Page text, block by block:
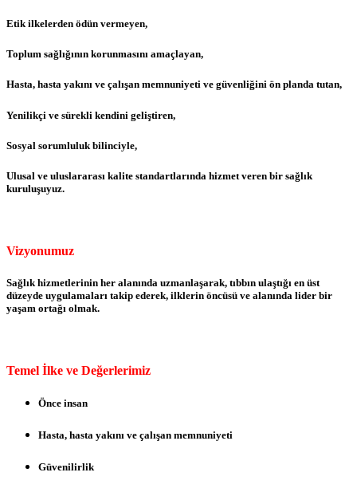
Etik ilkelerden ödün vermeyen,
Toplum sağlığının korunmasını amaçlayan,
Hasta, hasta yakını ve çalışan memnuniyeti ve güvenliğini ön planda tutan,
Yenilikçi ve sürekli kendini geliştiren,
Sosyal sorumluluk bilinciyle,
Ulusal ve uluslararası kalite standartlarında hizmet veren bir sağlık
kuruluşuyuz.
Vizyonumuz
Sağlık hizmetlerinin her alanında uzmanlaşarak, tıbbın ulaştığı en üst
düzeyde uygulamaları takip ederek, ilklerin öncüsü ve alanında lider bir
yaşam ortağı olmak.
Temel İlke ve Değerlerimiz
Önce insan
Hasta, hasta yakını ve çalışan memnuniyeti
Güvenilirlik